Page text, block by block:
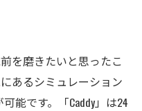
を磨きたいと思ったこ
あるシミュレーション
能です。「Caddy」は24